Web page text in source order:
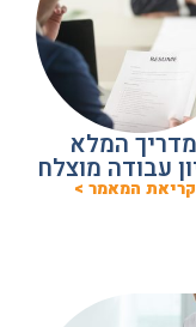
המלא
עבודה מוצלח
המאמר >